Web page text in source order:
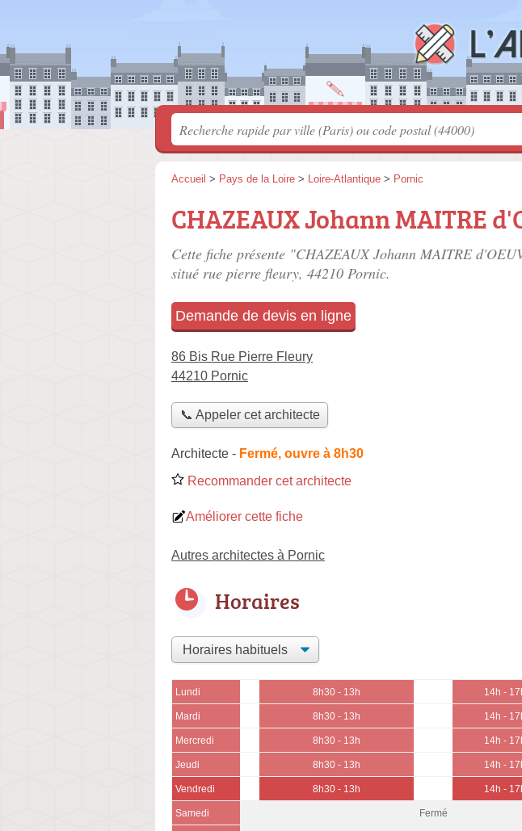
Accueil > Pays de la Loire > Loire-Atlantique > Pornic
CHAZEAUX Johann MAITRE
Cette fiche présente "CHAZEAUX Johann MAITRE
situé rue pierre fleury, 44210 Pornic.
Demande de devis en ligne
86 Bis Rue Pierre Fleury
44210 Pornic
📞 Appeler cet architecte
Architecte - Fermé, ouvre à 8h30
Recommander cet architecte
Améliorer cette fiche
Autres architectes à Pornic
Horaires
Lundi 8h30 - 13h 14h -
Mardi 8h30 - 13h 14h -
Mercredi 8h30 - 13h 14h -
Jeudi 8h30 - 13h 14h -
Vendredi 8h30 - 13h 14h -
Samedi Fermé